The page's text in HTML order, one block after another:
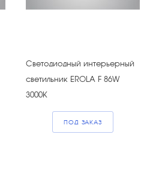
Светодиодный интерьерный
светильник EROLA F 86W
3000К
ПОД ЗАКАЗ